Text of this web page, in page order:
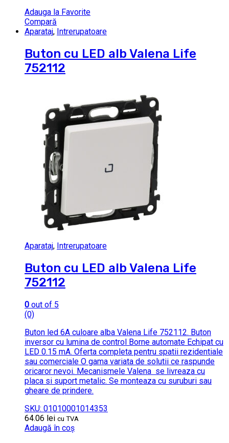
Adauga la Favorite
Compară
Aparataj, Intrerupatoare
Buton cu LED alb Valena Life
752112
Aparataj, Intrerupatoare
Buton cu LED alb Valena Life
752112
0 out of 5
(0)
Buton led 6A culoare alba Valena Life 752112. Buton
inversor cu lumina de control Borne automate Echipat cu
LED 0.15 mA. Oferta completa pentru spatii rezidentiale
sau comerciale O gama variata de solutii ce raspunde
oricaror nevoi. Mecanismele Valena se livreaza cu
placa si suport metalic. Se monteaza cu suruburi sau
gheare de prindere.
SKU: 01010001014353
64.06 lei cu TVA
Adaugă în coș